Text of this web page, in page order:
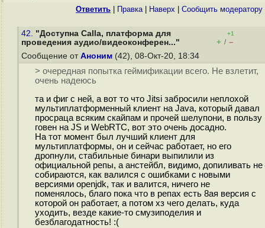
Ответить Правка| Наверх Cообщить модератору
42. "Доступна Calla, платформа для
проведения аудио/видеоконферен..."
+1
+ / –
Сообщение от Аноним (42), 08-Окт-20, 18:34
> очередная попытка геймификации всего. Не взлетит,
очень надеюсь
та и фиг с ней, а вот то что Jitsi забросили неплохой
мультиплатформенный клиент на Java, который давал
просраца всяким скайпам и прочей шелупони, в пользу
говен на JS и WebRTC, вот это очень досадно.
На тот момент был лучший клиент для
мультиплатформы, он и сейчас работает, но его
дропнули, стабильные бинари выпилили из
официальной репы, а анстейбл, видимо, допиливать не
собираются, как валился с ошибками с новыми
версиями openjdk, так и валится, ничего не
поменялось, благо пока что в репах есть 8ая версия с
которой он работает, а потом хз чего делать, куда
уходить, везде какие-то смузиподелия и
безблагодатность! :(